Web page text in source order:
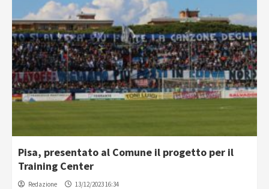
Pisa, presentato al Comune il progetto per il
Training Center
Redazione 13/12/2023 16:34